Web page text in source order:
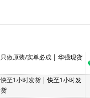
只做原装/实单必成 | 华强现货
快至1小时发货 | 快至1小时发
货